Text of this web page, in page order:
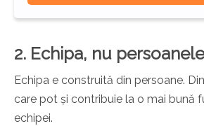
2. Echipa, nu persoanele
Echipa e construită din persoane.
care pot și contribuie la o mai bună
echipei.